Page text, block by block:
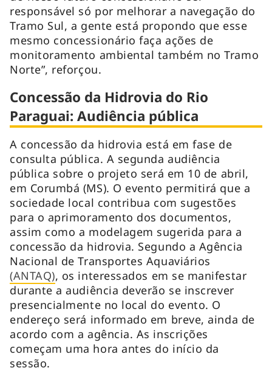
responsável só por melhorar a navegação do
Tramo Sul, a gente está propondo que esse
mesmo concessionário faça ações de
monitoramento ambiental também no Tramo
Norte”, reforçou.
Concessão da Hidrovia do Rio
Paraguai: Audiência pública
A concessão da hidrovia está em fase de
consulta pública. A segunda audiência
pública sobre o projeto será em 10 de abril,
em Corumbá (MS). O evento permitirá que a
sociedade local contribua com sugestões
para o aprimoramento dos documentos,
assim como a modelagem sugerida para a
concessão da hidrovia. Segundo a Agência
Nacional de Transportes Aquaviários
(ANTAQ), os interessados em se manifestar
durante a audiência deverão se inscrever
presencialmente no local do evento. O
endereço será informado em breve, ainda de
acordo com a agência. As inscrições
começam uma hora antes do início da
sessão.